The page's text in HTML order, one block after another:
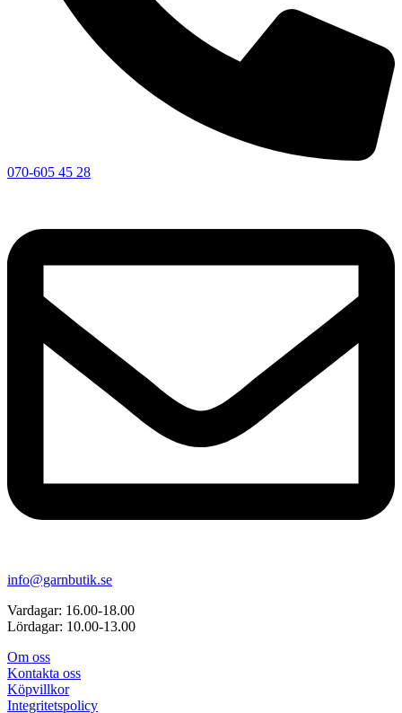
070-605 45 28
info@garnbutik.se
Vardagar: 16.00-18.00
Lördagar: 10.00-13.00
Om oss
Kontakta oss
Köpvillkor
Integritetspolicy